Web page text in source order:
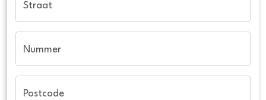
Straat
Nummer
Postcode